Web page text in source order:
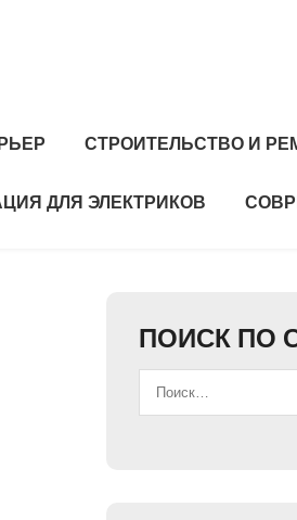
СТРОИТЕЛЬСТВО И
ДЛЯ ЭЛЕКТРИКОВ
ПОИСК ПО